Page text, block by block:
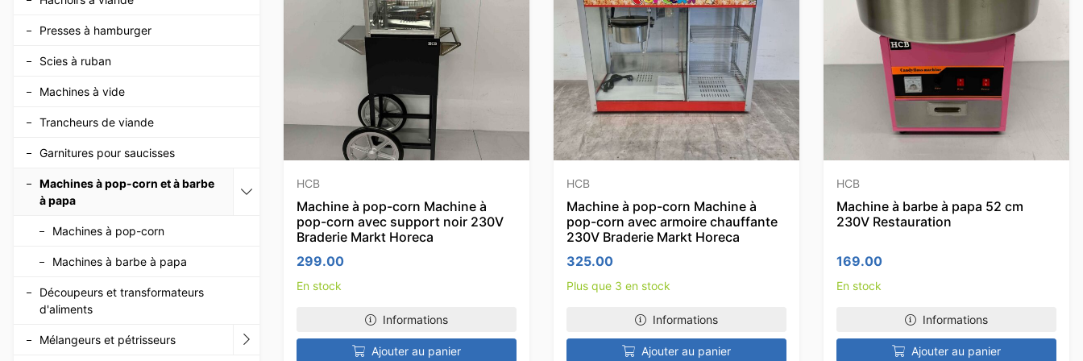
Presses à hamburger
Scies à ruban
Machines à vide
Trancheurs de viande
Garnitures pour saucisses
Machines à pop-corn et à barbe
à papa
Machines à pop-corn
Machines à barbe à papa
Découpeurs et transformateurs
d'aliments
Mélangeurs et pétrisseurs
HCB
Machine à pop-corn Machine à
pop-corn avec support noir 230V
Braderie Markt Horeca
299.00
En stock
Informations
Ajouter au panier
HCB
Machine à pop-corn Machine à
pop-corn avec armoire chauffante
230V Braderie Markt Horeca
325.00
Plus que 3 en stock
Informations
Ajouter au panier
HCB
Machine à barbe à papa 52 cm
230V Restauration
169.00
En stock
Informations
Ajouter au panier